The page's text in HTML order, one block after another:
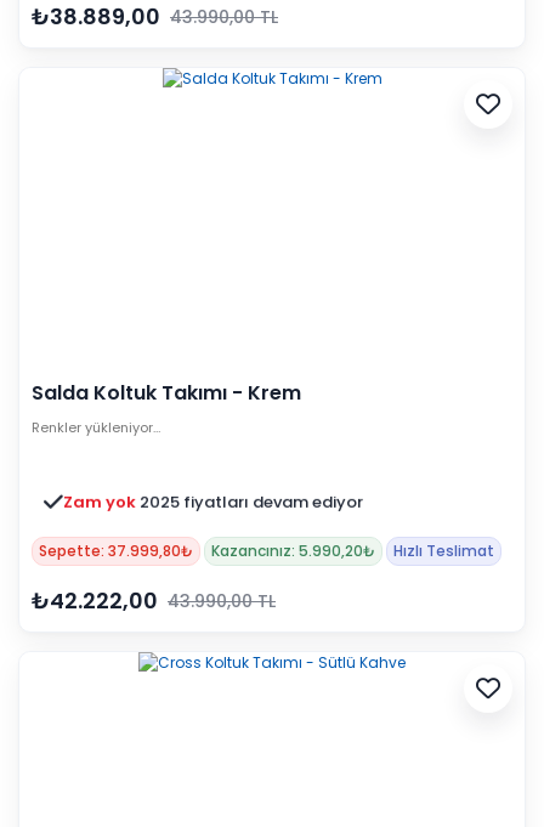
₺38.889,00 43.990,00 TL
Salda Koltuk Takımı - Krem
Renkler yükleniyor…
Zam yok 2025 fiyatları devam ediyor
Sepette: 37.999,80₺ Kazancınız: 5.990,20₺ Hızlı Teslimat
₺42.222,00 43.990,00 TL